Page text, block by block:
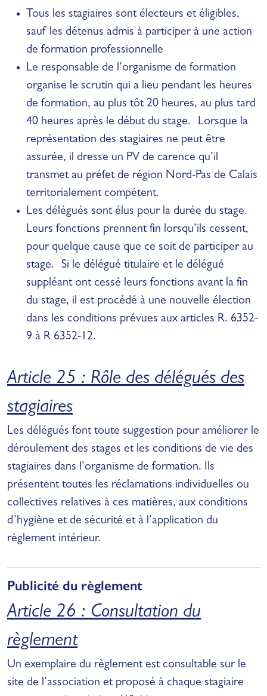
Tous les stagiaires sont électeurs et éligibles,
sauf les détenus admis à participer à une action
de formation professionnelle
Le responsable de l’organisme de formation
organise le scrutin qui a lieu pendant les heures
de formation, au plus tôt 20 heures, au plus tard
40 heures après le début du stage. Lorsque la
représentation des stagiaires ne peut être
assurée, il dresse un PV de carence qu’il
transmet au préfet de région Nord-Pas de Calais
territorialement compétent.
Les délégués sont élus pour la durée du stage.
Leurs fonctions prennent fin lorsqu’ils cessent,
pour quelque cause que ce soit de participer au
stage. Si le délégué titulaire et le délégué
suppléant ont cessé leurs fonctions avant la fin
du stage, il est procédé à une nouvelle élection
dans les conditions prévues aux articles R. 6352-
9 à R 6352-12.
Article 25 : Rôle des délégués des
stagiaires
Les délégués font toute suggestion pour améliorer le
déroulement des stages et les conditions de vie des
stagiaires dans l’organisme de formation. Ils
présentent toutes les réclamations individuelles ou
collectives relatives à ces matières, aux conditions
d’hygiène et de sécurité et à l’application du
règlement intérieur.
Publicité du règlement
Article 26 : Consultation du
règlement
Un exemplaire du règlement est consultable sur le
site de l’association et proposé à chaque stagiaire